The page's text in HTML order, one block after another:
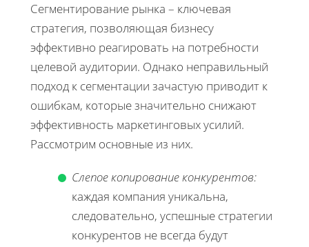
Сегментирование рынка – ключевая
стратегия, позволяющая бизнесу
эффективно реагировать на потребности
целевой аудитории. Однако неправильный
подход к сегментации зачастую приводит к
ошибкам, которые значительно снижают
эффективность маркетинговых усилий.
Рассмотрим основные из них.
Слепое копирование конкурентов:
каждая компания уникальна,
следовательно, успешные стратегии
конкурентов не всегда будут